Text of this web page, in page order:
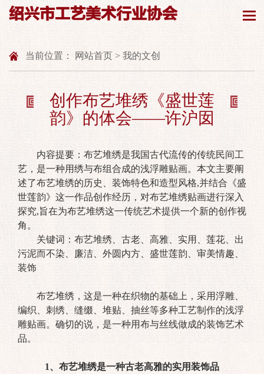
绍兴市工艺美术行业协会
当前位置： 网站首页 > 我的文创
创作布艺堆绣《盛世莲
韵》的体会——许沪囡
内容提要：布艺堆绣是我国古代流传的传统民间工
艺，是一种用绣与布组合成的浅浮雕贴画。本文主要阐
述了布艺堆绣的历史、装饰特色和造型风格,并结合《盛
世莲韵》这一作品创作经历，对布艺堆绣贴画进行深入
探究,旨在为布艺堆绣这一传统艺术提供一个新的创作视
角。
关键词：布艺堆绣、古老、高雅、实用、莲花、出
污泥而不染、廉洁、外圆内方、盛世莲韵、审美情趣、
装饰
布艺堆绣，这是一种在织物的基础上，采用浮雕、
编织、刺绣、缝缀、堆贴、抽丝等多种工艺制作的浅浮
雕贴画。确切的说，是一种用布与丝线做成的装饰艺术
品。
1、布艺堆绣是一种古老高雅的实用装饰品